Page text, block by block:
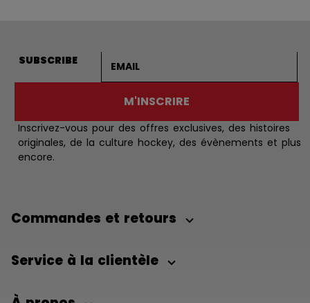
SUBSCRIBE
M'INSCRIRE
Inscrivez-vous pour des offres exclusives, des histoires
originales, de la culture hockey, des évènements et plus
encore.
Commandes et retours
Service à la clientèle